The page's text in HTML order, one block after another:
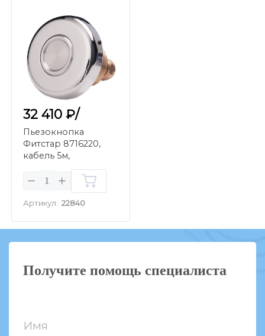
32 410 ₽/
Пьезокнопка
Фитстар 8716220,
кабель 5м,
контргайкой G1, PG
Артикул: 22840
Получите помощь специалиста
Имя